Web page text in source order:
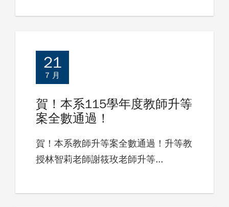
21
7 月
賀！本系115學年度教師升等
案全數通過！
賀！本系教師升等案全數通過！升等教
授林智莉老師謝筱玫老師升等...